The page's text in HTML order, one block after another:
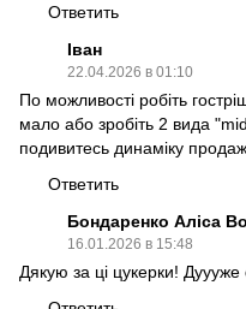
Ответить
Іван
22.04.2026 в 01:10
По можливості робіть
мало або зробіть 2 вида
подивитесь динаміку продаж
Ответить
Бондаренко Аліса
16.01.2026 в 15:48
Дякую за ці цукерки! Дуууже